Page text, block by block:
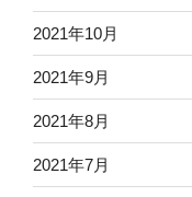
2021年10月
2021年9月
2021年8月
2021年7月